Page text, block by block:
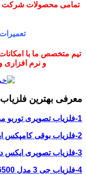
تمامی محصولات شرکت
تیم متخصص ما با
و نرم افزاری و
معرفی بهترین
1-فلزیاب تصویری توربو مدل 20000
2-فلزیاب بوقی کامپکس ایکس 5
3-فلزیاب تصویری ایکس دبلیو
4-فلزیاب جی 3 مدل 6500